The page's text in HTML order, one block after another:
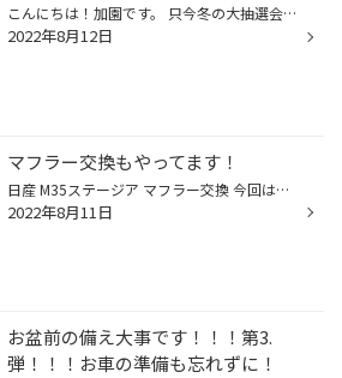
こんにちは！加園です。 只今冬の大抽選会開催中！！ アンケートに答えて豪華景品当たるチャンス！！ アンケートに回答してくれた方全員に 500円OFFクーポンプレゼント！ 皆様是非応募してください(*'ω'*) 店舗からのお知らせはこちら！！ イベント・クーポン情報はこちら！！
2022年8月12日
マフラー交換もやってます！
日産 M35ステージア マフラー交換 今回は暑さにやられながら作業していた結果 写真撮るの忘れていましたm(_ _)m 僕も今のエクストレイルの前に乗っていました！ 燃費は悪いですがパワーあるし 中もとても広い大好きな車でした！ 今回はニスモマフラーを取り付けました！ 唯一の写真です。。。 当店...
2022年8月11日
お盆前の備え大事です！！！第3.
弾！！！お車の準備も忘れずに！